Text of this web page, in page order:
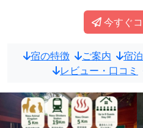
今すぐ
宿の特徴 ご案内 宿
レビュー・口コミ